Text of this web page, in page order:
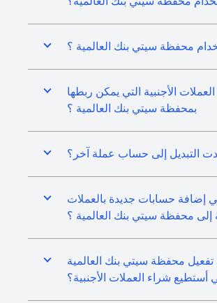
محفظة سيتي بنك العالمية ؟
الأجنبية التي يمكن ربطها
بمحفظة سيتي بنك العالمية ؟
التبديل إلى حساب عملة آخر؟
إضافة حسابات جديدة بالعملات
إلى محفظة سيتي بنك العالمية ؟
محفظة سيتي بنك العالمية
أستطيع شراء العملات الأجنبية؟